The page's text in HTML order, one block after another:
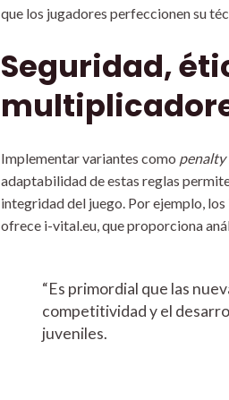
que los jugadores perfeccionen su
Seguridad,
Implementar variantes como
adaptabilidad de estas reglas
integridad del juego. Por ejemplo,
ofrece i-vital.eu, que proporciona
“Es primordial que las
competitividad y el
juveniles.